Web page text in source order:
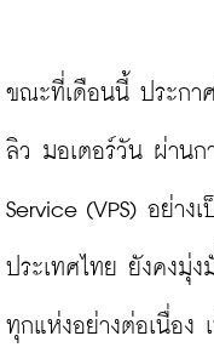
ขณะที่เดือนนี้ ประกา
ลิว มอเตอร์วัน ผ่านก
Service (VPS) อย่าง
ประเทศไทย ยังคงมุ่ง
ทุกแห่งอย่างต่อเนื่อง